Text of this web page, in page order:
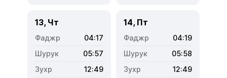
13, Чт
04:17
05:57
12:49
14, Пт
04:19
05:58
12:49